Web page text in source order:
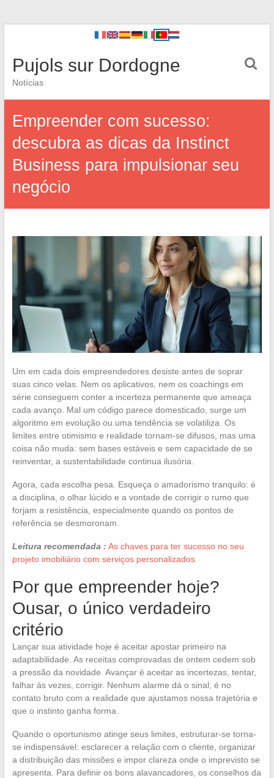
Pujols sur Dordogne
Notícias
Empreender com sucesso:
descubra as dicas da Instinct
Business para impulsionar seu
negócio
Um em cada dois empreendedores desiste antes de soprar
suas cinco velas. Nem os aplicativos, nem os coachings em
série conseguem conter a incerteza permanente que ameaça
cada avanço. Mal um código parece domesticado, surge um
algoritmo em evolução ou uma tendência se volatiliza. Os
limites entre otimismo e realidade tornam-se difusos, mas uma
coisa não muda: sem bases estáveis e sem capacidade de se
reinventar, a sustentabilidade continua ilusória.
Agora, cada escolha pesa. Esqueça o amadorismo tranquilo: é
a disciplina, o olhar lúcido e a vontade de corrigir o rumo que
forjam a resistência, especialmente quando os pontos de
referência se desmoronam.
Leitura recomendada : As chaves para ter sucesso no seu
projeto imobiliário com serviços personalizados
Por que empreender hoje?
Ousar, o único verdadeiro
critério
Lançar sua atividade hoje é aceitar apostar primeiro na
adaptabilidade. As receitas comprovadas de ontem cedem sob
a pressão da novidade. Avançar é aceitar as incertezas, tentar,
falhar às vezes, corrigir. Nenhum alarme dá o sinal; é no
contato bruto com a realidade que ajustamos nossa trajetória e
que o instinto ganha forma.
Quando o oportunismo atinge seus limites, estruturar-se torna-
se indispensável: esclarecer a relação com o cliente, organizar
a distribuição das missões e impor clareza onde o imprevisto se
apresenta. Para definir os bons alavancadores, os conselhos da